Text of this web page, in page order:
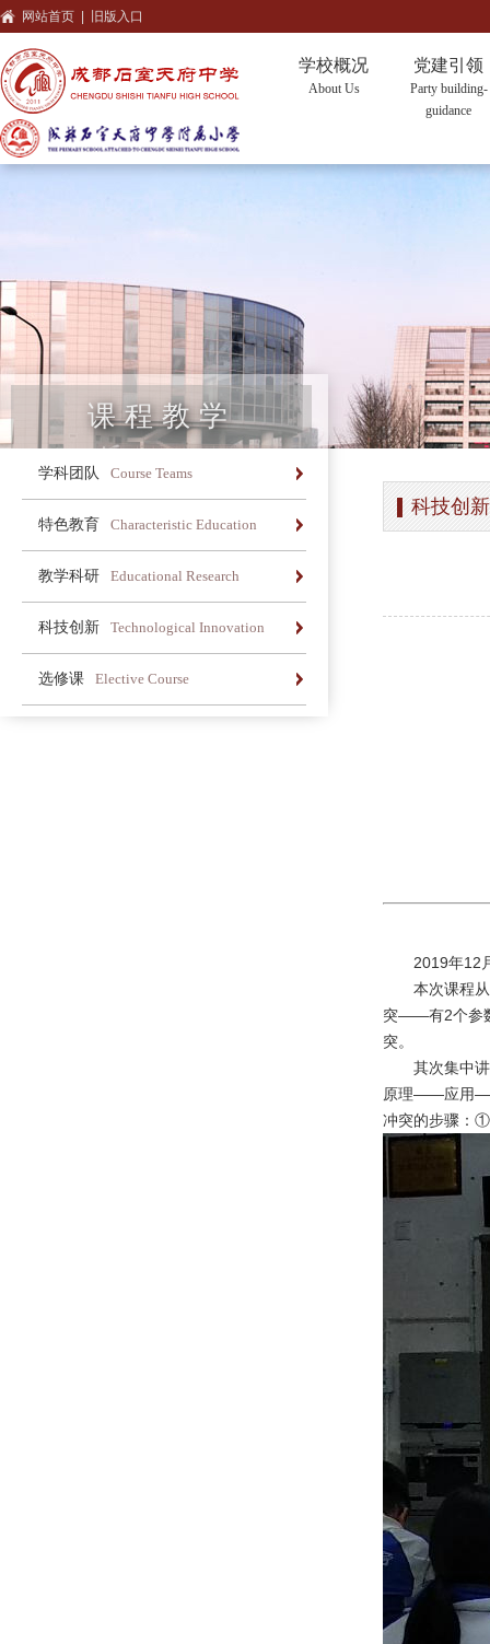
网站首页 旧版入口
学校概况
About Us
党建引领
Party building-
guidance
课程教学
学科团队 Course Teams
特色教育 Characteristic Education
教学科研 Educational Research
科技创新 Technological Innovation
选修课 Elective Course
办学简介 办学理念 荣誉长廊
科技创新
2019年12
本次课程
突——有2个参
突。
其次集中
原理——应用
冲突的步骤：